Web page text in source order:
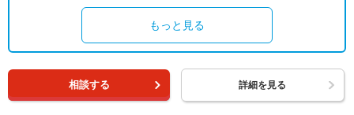
もっと見る
相談する 詳細を見る